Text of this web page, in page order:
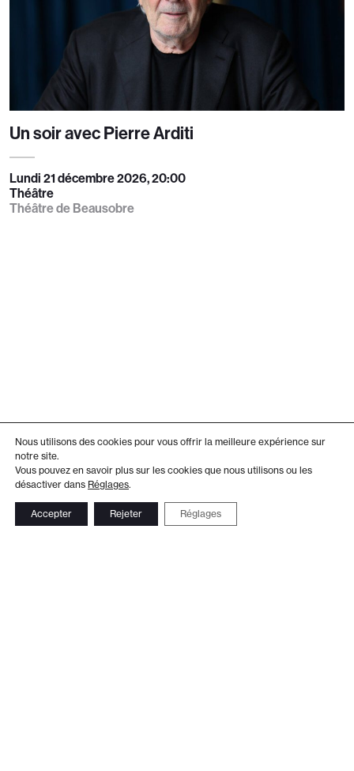
Un soir avec Pierre Arditi
Lundi 21 décembre 2026, 20:00
Théâtre
Théâtre de Beausobre
Nous utilisons des cookies pour vous offrir la meilleure expérience sur
notre site.
Vous pouvez en savoir plus sur les cookies que nous utilisons ou les
désactiver dans Réglages.
Accepter Rejeter Réglages